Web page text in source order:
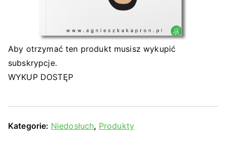
Aby otrzymać ten produkt musisz wykupić
subskrypcje.
WYKUP DOSTĘP
Kategorie: Niedosłuch, Produkty